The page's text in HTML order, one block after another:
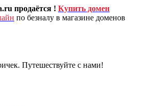
продаётся ! Купить домен
по безналу в магазине доменов
Путешествуйте с нами!